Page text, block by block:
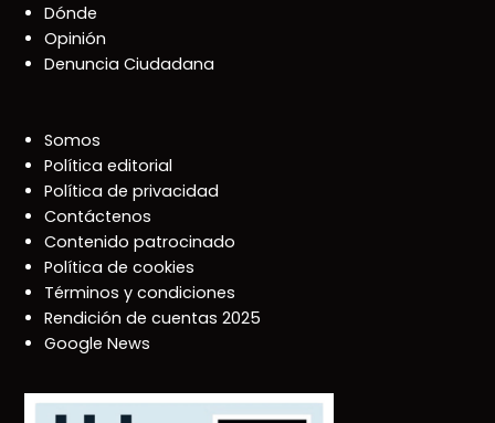
Dónde
Opinión
Denuncia Ciudadana
Somos
Política editorial
Política de privacidad
Contáctenos
Contenido patrocinado
Política de cookies
Términos y condiciones
Rendición de cuentas 2025
Google News